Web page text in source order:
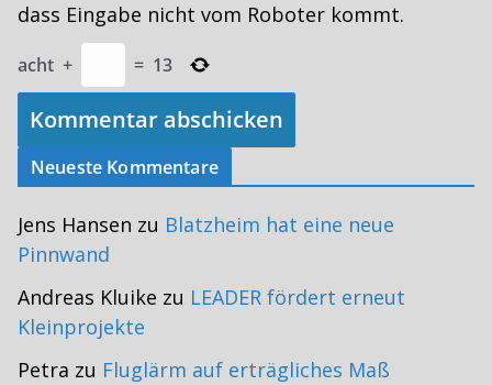
dass Eingabe nicht vom Roboter kommt.
acht + = 13
Neueste Kommentare
Jens Hansen zu Blatzheim hat eine neue
Pinnwand
Andreas Kluike zu LEADER fördert erneut
Kleinprojekte
Petra zu Fluglärm auf erträgliches Maß